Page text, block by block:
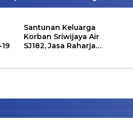
Santunan Keluarga
Korban Sriwijaya Air
SJ182, Jasa Raharja